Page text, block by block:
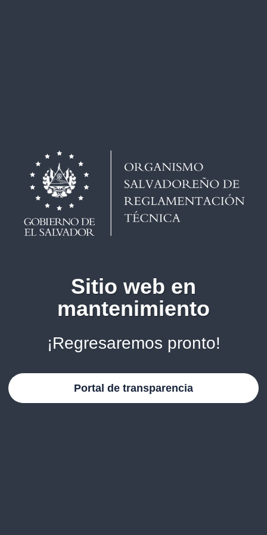
Sitio web en
mantenimiento
¡Regresaremos pronto!
Portal de transparencia